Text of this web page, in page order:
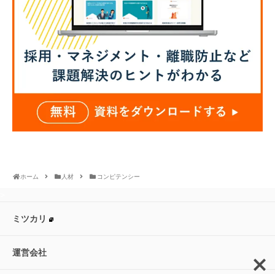
ホーム 人材 コンピテンシー
ミツカリ
運営会社